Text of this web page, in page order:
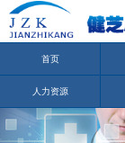
首页
人力资源